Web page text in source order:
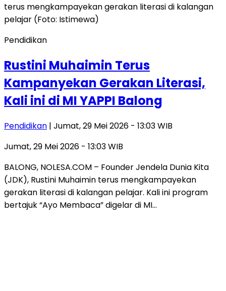
Pendidikan
Rustini Muhaimin Terus
Kampanyekan Gerakan Literasi,
Kali ini di MI YAPPI Balong
Pendidikan | Jumat, 29 Mei 2026 - 13:03 WIB
Jumat, 29 Mei 2026 - 13:03 WIB
BALONG, NOLESA.COM – Founder Jendela Dunia Kita
(JDK), Rustini Muhaimin terus mengkampayekan
gerakan literasi di kalangan pelajar. Kali ini program
bertajuk “Ayo Membaca” digelar di MI…